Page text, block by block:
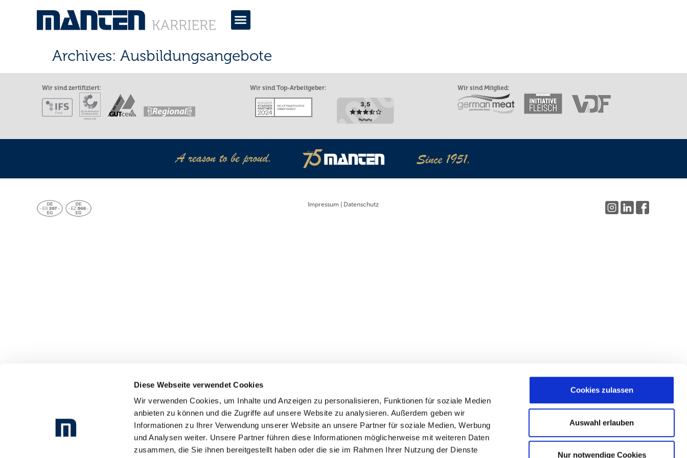
Diese Webseite verwendet Cookies
Wir verwenden Cookies, um Inhalte und Anzeigen zu personalisieren, Funktionen für soziale Medien
anbieten zu können und die Zugriffe auf unsere Website zu analysieren. Außerdem geben wir
Informationen zu Ihrer Verwendung unserer Website an unsere Partner für soziale Medien, Werbung
und Analysen weiter. Unsere Partner führen diese Informationen möglicherweise mit weiteren Daten
zusammen, die Sie ihnen bereitgestellt haben oder die sie im Rahmen Ihrer Nutzung der Dienste
Cookies zulassen
Auswahl erlauben
Nur notwendige Cookies
Archives: Ausbildungsangebote
Wir sind zertifiziert: Wir sind Top-Arbeitgeber: Wir sind Mitglied:
Impressum Datenschutz